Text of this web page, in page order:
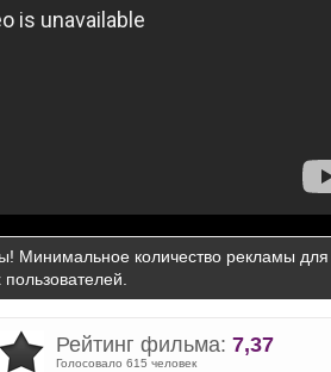
Минимальное количество рекламы для
Рейтинг фильма: 7,37
Голосовало 615 человек